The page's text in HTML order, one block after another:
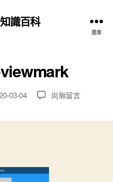
識百科
選單
03-04
在
尚無留言